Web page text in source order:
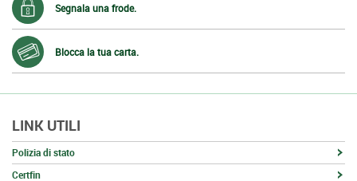
Segnala una frode.
Blocca la tua carta.
LINK UTILI
Polizia di stato
Certfin